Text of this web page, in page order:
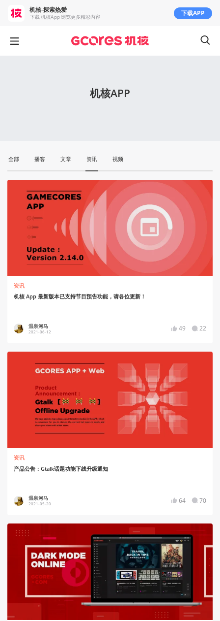
机核APP
全部 播客 文章 资讯 视频
资讯
机核 App 最新版本已支持节目预告功能，请各位更新！
温泉河马
2021-06-12 49 22
资讯
产品公告：Gtalk话题功能下线升级通知
温泉河马
2021-05-20 64 70
机核-探索热爱
下载 机核App 浏览更多精彩内容 下载APP